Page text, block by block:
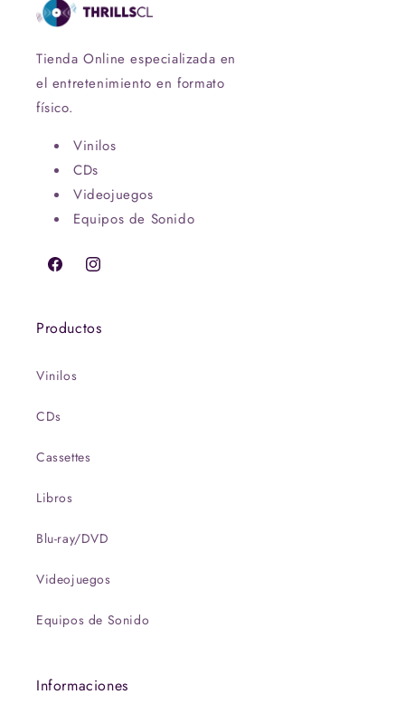
Tienda Online especializada en
el entretenimiento en formato
físico.
Vinilos
CDs
Videojuegos
Equipos de Sonido
FacebookInstagram
Productos
Vinilos
CDs
Cassettes
Libros
Blu-ray/DVD
Videojuegos
Equipos de Sonido
Informaciones